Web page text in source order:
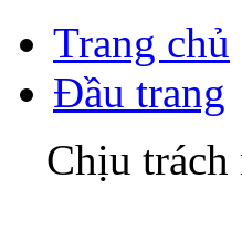
Trang chủ
Đầu trang
Chịu